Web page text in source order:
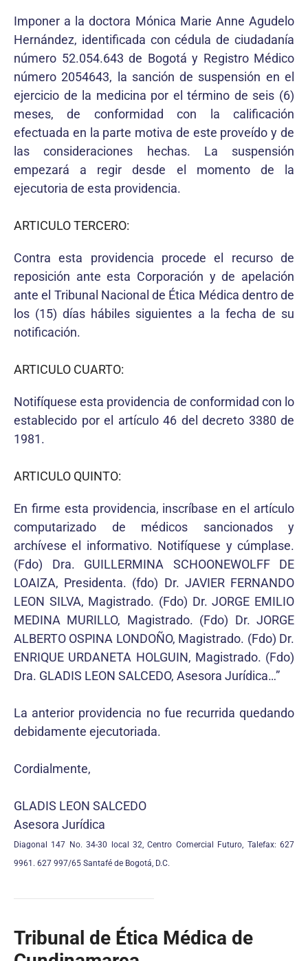
Imponer a la doctora Mónica Marie Anne Agudelo
Hernández, identificada con cédula de ciudadanía
número 52.054.643 de Bogotá y Registro Médico
número 2054643, la sanción de suspensión en el
ejercicio de la medicina por el término de seis (6)
meses, de conformidad con la calificación
efectuada en la parte motiva de este proveído y de
las consideraciones hechas. La suspensión
empezará a regir desde el momento de la
ejecutoria de esta providencia.
ARTICULO TERCERO:
Contra esta providencia procede el recurso de
reposición ante esta Corporación y de apelación
ante el Tribunal Nacional de Ética Médica dentro de
los (15) días hábiles siguientes a la fecha de su
notificación.
ARTICULO CUARTO:
Notifíquese esta providencia de conformidad con lo
establecido por el artículo 46 del decreto 3380 de
1981.
ARTICULO QUINTO:
En firme esta providencia, inscríbase en el artículo
computarizado de médicos sancionados y
archívese el informativo. Notifíquese y cúmplase.
(Fdo) Dra. GUILLERMINA SCHOONEWOLFF DE
LOAIZA, Presidenta. (fdo) Dr. JAVIER FERNANDO
LEON SILVA, Magistrado. (Fdo) Dr. JORGE EMILIO
MEDINA MURILLO, Magistrado. (Fdo) Dr. JORGE
ALBERTO OSPINA LONDOÑO, Magistrado. (Fdo) Dr.
ENRIQUE URDANETA HOLGUIN, Magistrado. (Fdo)
Dra. GLADIS LEON SALCEDO, Asesora Jurídica…”
La anterior providencia no fue recurrida quedando
debidamente ejecutoriada.
Cordialmente,
GLADIS LEON SALCEDO
Asesora Jurídica
Diagonal 147 No. 34-30 local 32, Centro Comercial Futuro, Talefax: 627
9961. 627 997/65 Santafé de Bogotá, D.C.
Tribunal de Ética Médica de